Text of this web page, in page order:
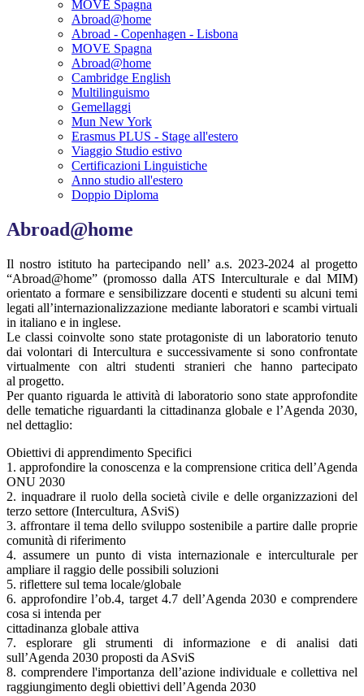
MOVE Spagna
Abroad@home
Abroad - Copenhagen - Lisbona
MOVE Spagna
Abroad@home
Cambridge English
Multilinguismo
Gemellaggi
Mun New York
Erasmus PLUS - Stage all'estero
Viaggio Studio estivo
Certificazioni Linguistiche
Anno studio all'estero
Doppio Diploma
Abroad@home
Il nostro istituto ha partecipando nell’ a.s. 2023-2024 al progetto
“Abroad@home” (promosso dalla ATS Interculturale e dal MIM)
orientato a formare e sensibilizzare docenti e studenti su alcuni temi
legati all’internazionalizzazione mediante laboratori e scambi virtuali
in italiano e in inglese.
Le classi coinvolte sono state protagoniste di un laboratorio tenuto
dai volontari di Intercultura e successivamente si sono confrontate
virtualmente con altri studenti stranieri che hanno partecipato
al progetto.
Per quanto riguarda le attività di laboratorio sono state approfondite
delle tematiche riguardanti la cittadinanza globale e l’Agenda 2030,
nel dettaglio:
Obiettivi di apprendimento Specifici
1. approfondire la conoscenza e la comprensione critica dell’Agenda
ONU 2030
2. inquadrare il ruolo della società civile e delle organizzazioni del
terzo settore (Intercultura, ASviS)
3. affrontare il tema dello sviluppo sostenibile a partire dalle proprie
comunità di riferimento
4. assumere un punto di vista internazionale e interculturale per
ampliare il raggio delle possibili soluzioni
5. riflettere sul tema locale/globale
6. approfondire l’ob.4, target 4.7 dell’Agenda 2030 e comprendere
cosa si intenda per
cittadinanza globale attiva
7. esplorare gli strumenti di informazione e di analisi dati
sull’Agenda 2030 proposti da ASviS
8. comprendere l'importanza dell’azione individuale e collettiva nel
raggiungimento degli obiettivi dell’Agenda 2030